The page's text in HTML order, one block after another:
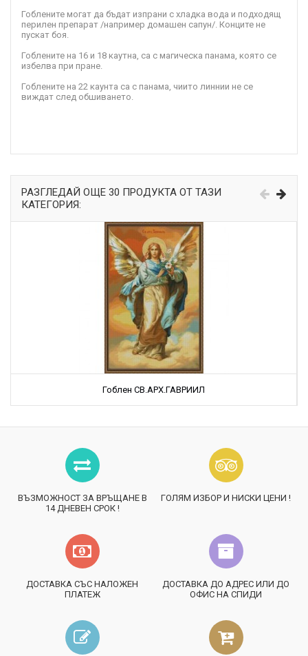
Гоблените могат да бъдат изпрани с хладка вода и подходящ
перилен препарат /например домашен сапун/. Конците не
пускат боя.
Гоблените на 16 и 18 каутна, са с магическа панама, която се
избелва при пране.
Гоблените на 22 каунта са с панама, чиито линнии не се
виждат след обшиването.
РАЗГЛЕДАЙ ОЩЕ 30 ПРОДУКТА ОТ ТАЗИ
КАТЕГОРИЯ:
Гоблен СВ.АРХ.ГАВРИИЛ
ВЪЗМОЖНОСТ ЗА ВРЪЩАНЕ В
14 ДНЕВЕН СРОК !
ГОЛЯМ ИЗБОР И НИСКИ ЦЕНИ !
ДОСТАВКА СЪС НАЛОЖЕН
ПЛАТЕЖ
ДОСТАВКА ДО АДРЕС ИЛИ ДО
ОФИС НА СПИДИ